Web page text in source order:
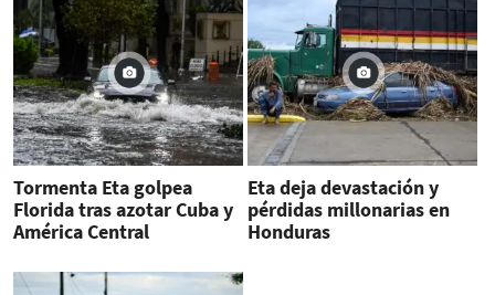
Tormenta Eta golpea
Florida tras azotar Cuba y
América Central
Eta deja devastación y
pérdidas millonarias en
Honduras